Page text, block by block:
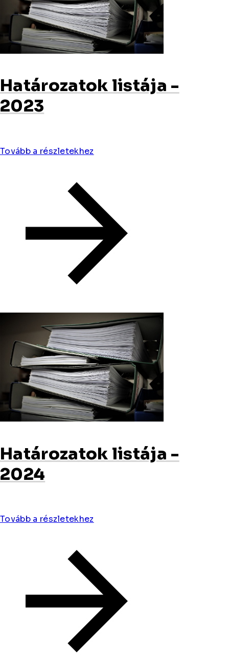
Határozatok listája -
2023
Tovább a részletekhez
Határozatok listája -
2024
Tovább a részletekhez